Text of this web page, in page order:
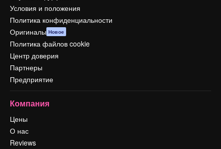
Условия и положения
Политика конфиденциальности
Оригиналы Новое
Политика файлов cookie
Центр доверия
Партнеры
Предприятие
Компания
Цены
О нас
Reviews